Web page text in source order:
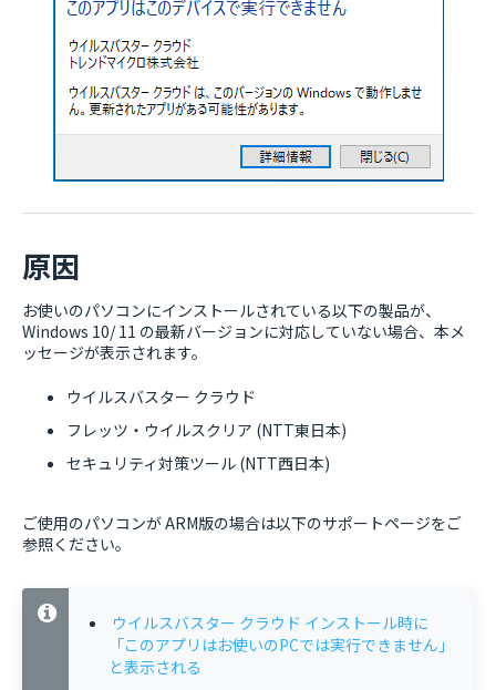
原因
お使いのパソコンにインストールされている以下の製品が、
Windows 10/ 11 の最新バージョンに対応していない場合、本メ
ッセージが表示されます。
ウイルスバスター クラウド
フレッツ・ウイルスクリア (NTT東日本)
セキュリティ対策ツール (NTT西日本)
ご使用のパソコンが ARM版の場合は以下のサポートページをご
参照ください。
ウイルスバスター クラウド インストール時に
「このアプリはお使いのPCでは実行できません」
と表示される